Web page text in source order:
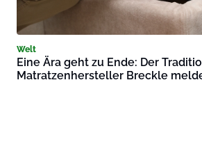
Welt
Eine Ära geht zu Ende: Der
Matratzenhersteller Breckle